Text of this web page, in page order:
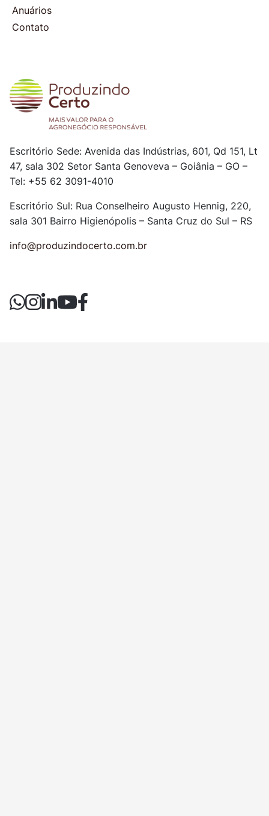
Anuários
Contato
Escritório Sede: Avenida das Indústrias, 601, Qd 151, Lt
47, sala 302 Setor Santa Genoveva – Goiânia – GO –
Tel: +55 62 3091-4010
Escritório Sul: Rua Conselheiro Augusto Hennig, 220,
sala 301 Bairro Higienópolis – Santa Cruz do Sul – RS
info@produzindocerto.com.br